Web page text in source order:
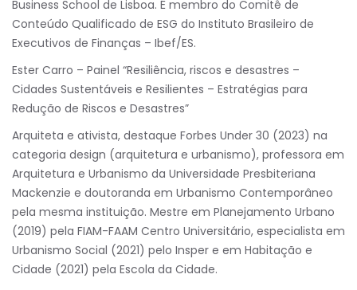
Business School de Lisboa. É membro do Comitê de
Conteúdo Qualificado de ESG do Instituto Brasileiro de
Executivos de Finanças – Ibef/ES.
Ester Carro – Painel “Resiliência, riscos e desastres –
Cidades Sustentáveis e Resilientes – Estratégias para
Redução de Riscos e Desastres”
Arquiteta e ativista, destaque Forbes Under 30 (2023) na
categoria design (arquitetura e urbanismo), professora em
Arquitetura e Urbanismo da Universidade Presbiteriana
Mackenzie e doutoranda em Urbanismo Contemporâneo
pela mesma instituição. Mestre em Planejamento Urbano
(2019) pela FIAM-FAAM Centro Universitário, especialista em
Urbanismo Social (2021) pelo Insper e em Habitação e
Cidade (2021) pela Escola da Cidade.